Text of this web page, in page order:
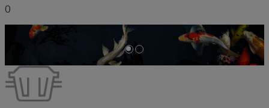
0